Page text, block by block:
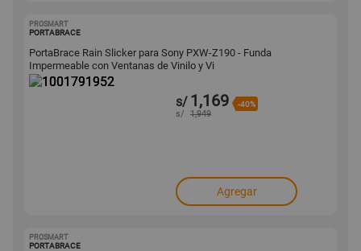
PROSMART
PORTABRACE
PortaBrace Rain Slicker para Sony PXW-Z190 - Funda
Impermeable con Ventanas de Vinilo y Vi
s/ 1,169 -40%
s/ 1,949
Agregar
PROSMART
PORTABRACE